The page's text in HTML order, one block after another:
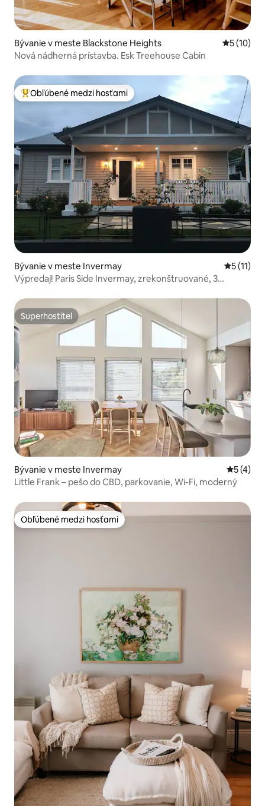
Bývanie v meste Blackstone Heights
5 (10)
Nová nádherná prístavba. Esk Treehouse Cabin
Najobľúbenejšie medzi hosťami
Obľúbené medzi hosťami
Bývanie v meste Invermay
5 (11)
Výpredaj! Paris Side Invermay, zrekonštruované, 3
Superhostiteľ
Superhostiteľ
Bývanie v meste Invermay
5 (4)
Little Frank – pešo do CBD, parkovanie, Wi-Fi, moderný
Obľúbené medzi hosťami
Obľúbené medzi hosťami